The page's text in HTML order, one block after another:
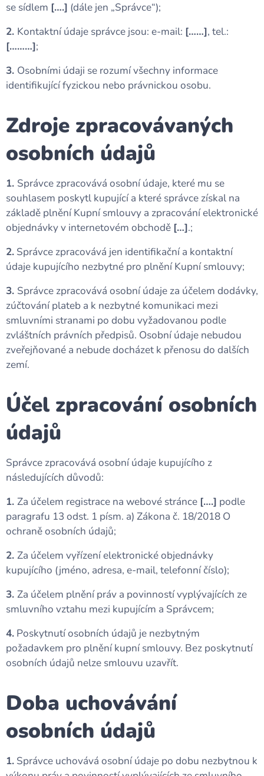
se sídlem [….] (dále jen „Správce“);
2. Kontaktní údaje správce jsou: e-mail: [……], tel.:
[………];
3. Osobními údaji se rozumí všechny informace
identifikující fyzickou nebo právnickou osobu.
Zdroje zpracovávaných
osobních údajů
1. Správce zpracovává osobní údaje, které mu se
souhlasem poskytl kupující a které správce získal na
základě plnění Kupní smlouvy a zpracování elektronické
objednávky v internetovém obchodě […].;
2. Správce zpracovává jen identifikační a kontaktní
údaje kupujícího nezbytné pro plnění Kupní smlouvy;
3. Správce zpracovává osobní údaje za účelem dodávky,
zúčtování plateb a k nezbytné komunikaci mezi
smluvními stranami po dobu vyžadovanou podle
zvláštních právních předpisů. Osobní údaje nebudou
zveřejňované a nebude docházet k přenosu do dalších
zemí.
Účel zpracování osobních
údajů
Správce zpracovává osobní údaje kupujícího z
následujících důvodů:
1. Za účelem registrace na webové stránce [….] podle
paragrafu 13 odst. 1 písm. a) Zákona č. 18/2018 O
ochraně osobních údajů;
2. Za účelem vyřízení elektronické objednávky
kupujícího (jméno, adresa, e-mail, telefonní číslo);
3. Za účelem plnění práv a povinností vyplývajících ze
smluvního vztahu mezi kupujícím a Správcem;
4. Poskytnutí osobních údajů je nezbytným
požadavkem pro plnění kupní smlouvy. Bez poskytnutí
osobních údajů nelze smlouvu uzavřít.
Doba uchovávání
osobních údajů
1. Správce uchovává osobní údaje po dobu nezbytnou k